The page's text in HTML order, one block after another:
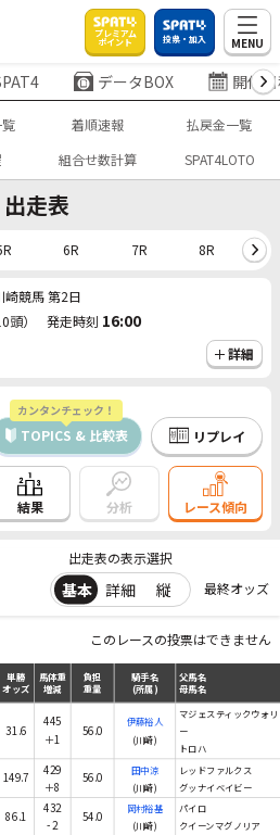
プレミアム
ポイント 投票・加入 MENU
データBOX 開催
着順速報
払戻金一覧
組合せ数計算 SPAT4LOTO
出走表
6R 7R 8R
崎競馬 第2日
頭） 発走時刻 16:00
詳細
カンタンチェック！
TOPICS & 比較表 リプレイ
結果 分析 レース傾向
このレースの投票はできません
出走表の表示選択
基本 詳細 縦 最終オッズ
負担
重量
騎手名
(所属)
父馬名
母馬名
単勝
オッズ
馬体重
増減
負担
重量
騎手名
(所属)
父馬名
母馬名
31.6
445
＋1
56.0
伊藤裕人
(川崎)
マジェスティックウォ
ー
トロハ
149.7
429
＋8
56.0
田中涼
(川崎)
レッドファルクス
グッナイベイビー
86.1
432
-2
54.0
岡村裕基
(川崎)
パイロ
クイーンマグノリア